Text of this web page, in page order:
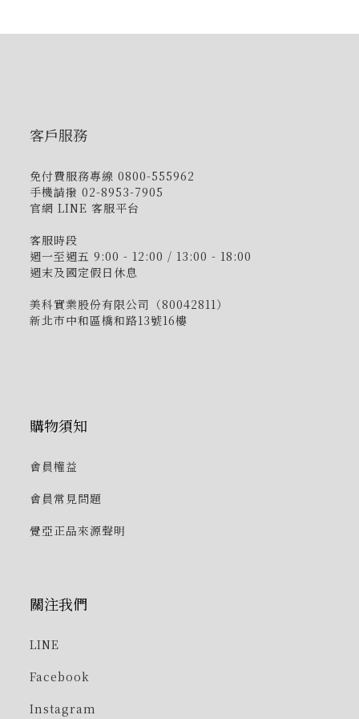
客戶服務
免付費服務專線 0800-555962
手機請撥 02-8953-7905
官網 LINE 客服平台
客服時段
週一至週五 9:00 - 12:00 / 13:00 - 18:00
週末及國定假日休息
美科實業股份有限公司（80042811）
新北市中和區橋和路13號16樓
購物須知
會員權益
會員常見問題
覺亞正品來源聲明
關注我們
LINE
Facebook
Instagram